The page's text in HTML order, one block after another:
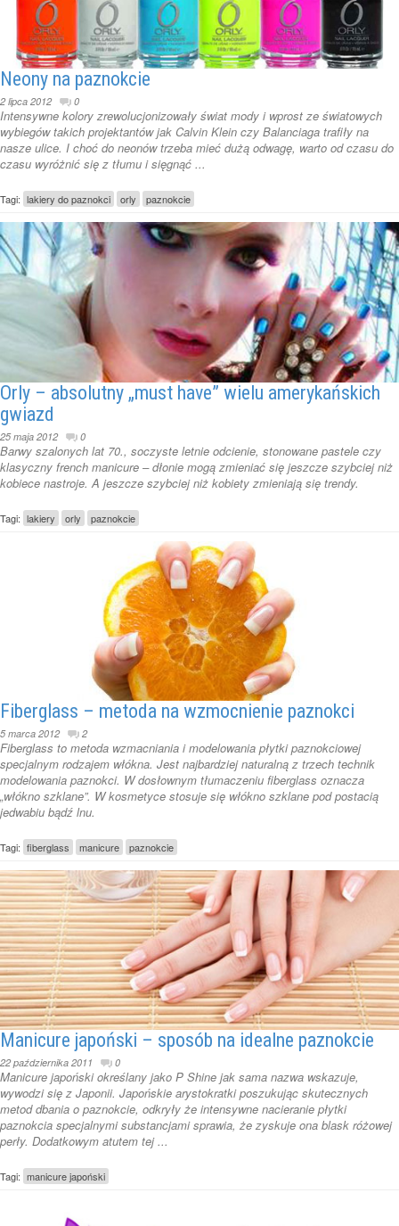
Neony na paznokcie
2 lipca 2012 0
Intensywne kolory zrewolucjonizowały świat mody i wprost ze światowych
wybiegów takich projektantów jak Calvin Klein czy Balanciaga trafiły na
nasze ulice. I choć do neonów trzeba mieć dużą odwagę, warto od czasu do
czasu wyróżnić się z tłumu i sięgnąć ...
Tagi: lakiery do paznokci orly paznokcie
Orly – absolutny „must have” wielu amerykańskich
gwiazd
25 maja 2012 0
Barwy szalonych lat 70., soczyste letnie odcienie, stonowane pastele czy
klasyczny french manicure – dłonie mogą zmieniać się jeszcze szybciej niż
kobiece nastroje. A jeszcze szybciej niż kobiety zmieniają się trendy.
Tagi: lakiery orly paznokcie
Fiberglass – metoda na wzmocnienie paznokci
5 marca 2012 2
Fiberglass to metoda wzmacniania i modelowania płytki paznokciowej
specjalnym rodzajem włókna. Jest najbardziej naturalną z trzech technik
modelowania paznokci. W dosłownym tłumaczeniu fiberglass oznacza
„włókno szklane”. W kosmetyce stosuje się włókno szklane pod postacią
jedwabiu bądź lnu.
Tagi: fiberglass manicure paznokcie
Manicure japoński – sposób na idealne paznokcie
22 października 2011 0
Manicure japoński określany jako P Shine jak sama nazwa wskazuje,
wywodzi się z Japonii. Japońskie arystokratki poszukując skutecznych
metod dbania o paznokcie, odkryły że intensywne nacieranie płytki
paznokcia specjalnymi substancjami sprawia, że zyskuje ona blask różowej
perły. Dodatkowym atutem tej ...
Tagi: manicure japoński